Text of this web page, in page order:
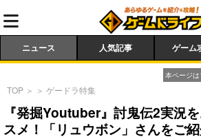
ニュース 人気記事 ゲーム
本ページ
TOP ＞ ＞ ゲードラ特集
『発掘Youtuber』討鬼伝2実況
スメ！「リュウボン」さんをご紹